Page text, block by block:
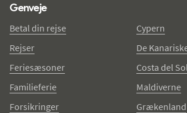
Genveje
Betal din rejse
Rejser
Feriesæsoner
Familieferie
Forsikringer
Cypern
De
Costa del
Maldiverne
Grækenland